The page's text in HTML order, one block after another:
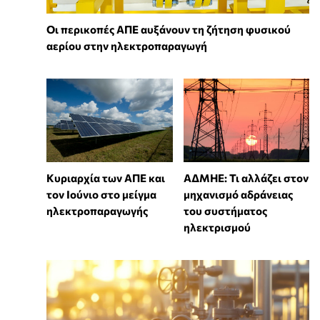
Οι περικοπές ΑΠΕ αυξάνουν τη ζήτηση φυσικού
αερίου στην ηλεκτροπαραγωγή
Κυριαρχία των ΑΠΕ και
τον Ιούνιο στο μείγμα
ηλεκτροπαραγωγής
ΑΔΜΗΕ: Τι αλλάζει στον
μηχανισμό αδράνειας
του συστήματος
ηλεκτρισμού